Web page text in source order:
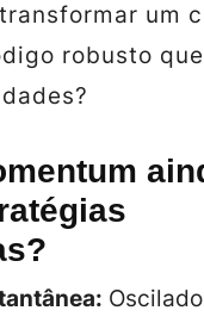
um
robusto